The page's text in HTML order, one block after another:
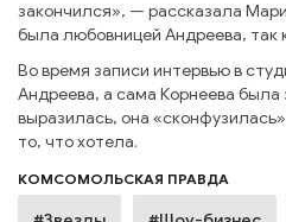
закончился», — рассказала
была любовницей Андреева, так
Во время записи интервью в
Андреева, а сама Корнеева
выразилась, она
то, что хотела.
КОМСОМОЛЬСКАЯ ПРАВДА